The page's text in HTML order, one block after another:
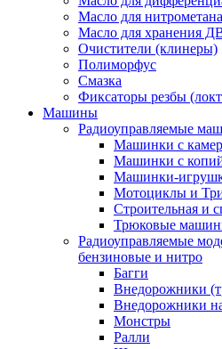
Масло для нитрометана
Масло для хранения
Очистители (клинеры)
Полиморфус
Смазка
Фиксаторы резбы
Машины
Радиоуправляемые
Машинки с
Машинки с
Машинки-
Мотоциклы и
Строительная и
Трюковые
Радиоуправляемые
бензиновые и нитро
Багги
Внедорожники
Внедорожники
Монстры
Ралли